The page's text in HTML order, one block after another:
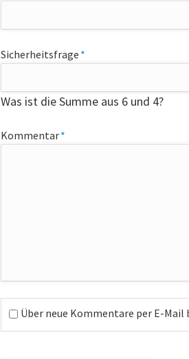
Pflichtfeld
Sicherheitsfrage *
Was ist die Summe aus 6 und 4?
Pflichtfeld
Kommentar*
Über neue Kommentare per E-